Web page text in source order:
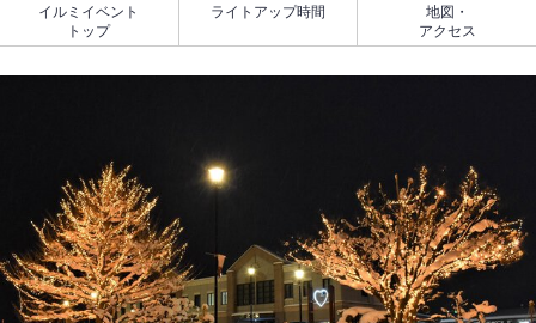
イルミイベント
トップ
ライトアップ時間
地図・
アクセス